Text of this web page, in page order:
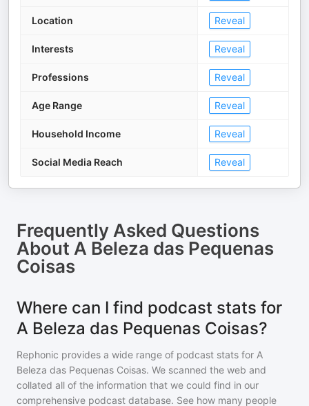
Location Reveal
Interests Reveal
Professions Reveal
Age Range Reveal
Household Income Reveal
Social Media Reach Reveal
Frequently Asked Questions
About A Beleza das Pequenas
Coisas
Where can I find podcast stats for
A Beleza das Pequenas Coisas?
Rephonic provides a wide range of podcast stats for A
Beleza das Pequenas Coisas. We scanned the web and
collated all of the information that we could find in our
comprehensive podcast database. See how many people